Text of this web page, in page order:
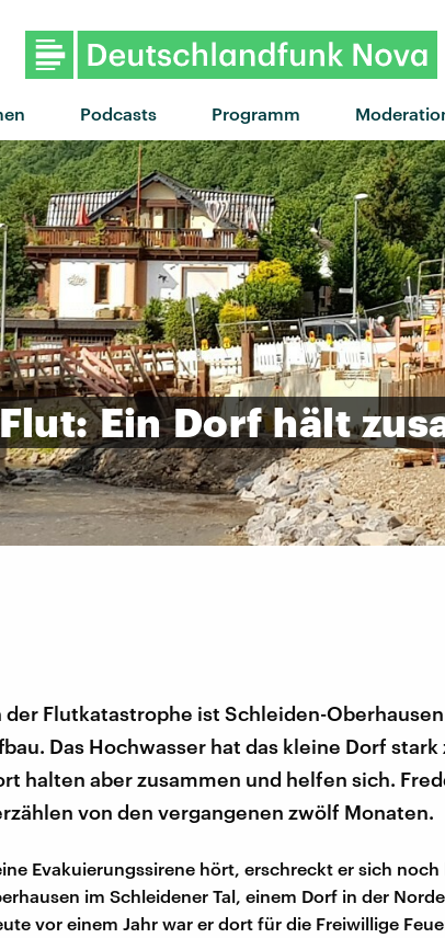
Podcasts Programm
"Bulletproof" von La Roux
Flut: Ein Dorf hält
der Flutkatastrophe ist Schleiden-
Das Hochwasser hat das kleine Dorf
halten aber zusammen und helfen sich.
von den vergangenen zwölf Monaten.
Evakuierungssirene hört, erschreckt er sich
im Schleidener Tal, einem Dorf in der
vor einem Jahr war er dort für die Freiwillige